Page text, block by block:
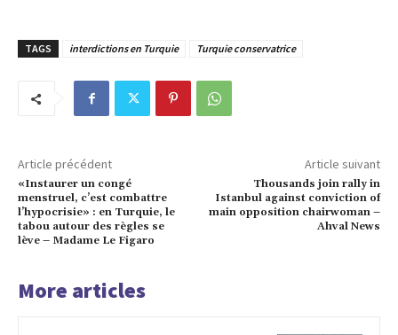
TAGS interdictions en Turquie Turquie conservatrice
Article précédent
«Instaurer un congé
menstruel, c’est combattre
l’hypocrisie» : en Turquie, le
tabou autour des règles se
lève – Madame Le Figaro
Article suivant
Thousands join rally in
Istanbul against conviction of
main opposition chairwoman –
Ahval News
More articles